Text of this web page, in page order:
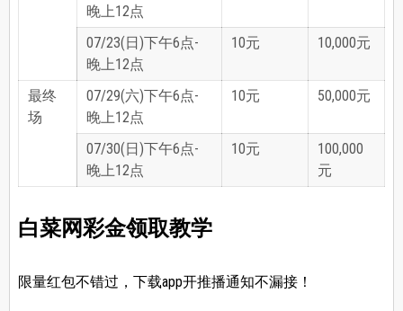
晚上12点
07/23(日)下午6点-
晚上12点
10元 10,000元
最终
场
07/29(六)下午6点-
晚上12点
10元 50,000元
07/30(日)下午6点-
晚上12点
10元
100,000
元
白菜网彩金领取教学
限量红包不错过，下载app开推播通知不漏接！